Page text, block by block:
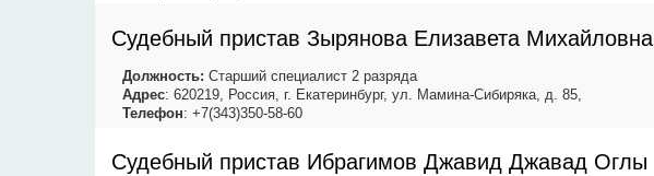
Судебный пристав Зырянова Елизавета Михайловна
Должность: Старший специалист 2 разряда
Адрес: 620219, Россия, г. Екатеринбург, ул. Мамина-Сибиряка, д. 85,
Телефон: +7(343)350-58-60
Судебный пристав Ибрагимов Джавид Джавад Оглы